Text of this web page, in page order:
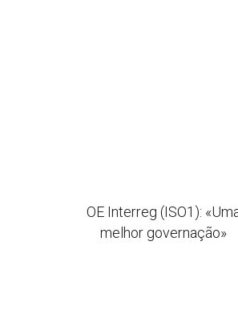
O programa Interreg VI-A Espanha-
OE Interreg (ISO1):
melhor governação»